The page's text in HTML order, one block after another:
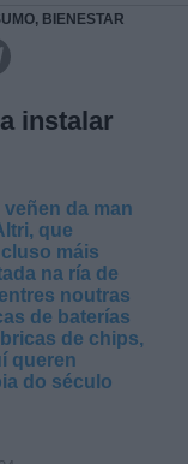
BIENESTAR
instalar
da man
que
máis
na ría de
noutras
de baterías
de chips,
queren
do século